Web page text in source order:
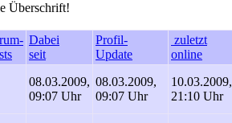
Überschrift!
Dabei
seit
Profil-
Update
zuletzt
online
08.03.2009,
09:07 Uhr
08.03.2009,
09:07 Uhr
10.03.2009,
21:10 Uhr